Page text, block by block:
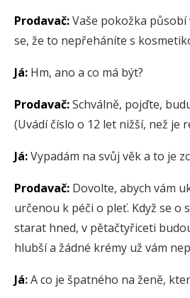
Prodavač:Vaše pokožka
se, že to nepřeháníte s
Já: Hm, ano a co má být?
Prodavač:Schválně, pojďte,
(Uvádí číslo o 12 let nižší, než je
Já:Vypadám na svůj věk a to je
Prodavač: Dovolte, abych vám
určenou k péči o pleť. Když se o
starat hned, v pětačtyřiceti
hlubší a žádné krémy už vám
Já:A co je špatného na ženě,